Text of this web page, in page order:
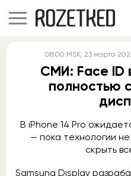
08:00 MSK, 23 марта
СМИ: Face ID
полностью
В iPhone 14 Pro
— пока технологии
скрыть
Samsung Display